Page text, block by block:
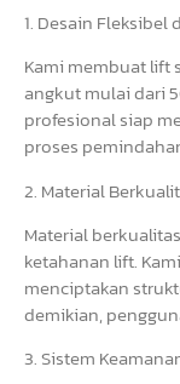
1. Desain Fleksibel
Kami membuat lift
angkut mulai dari
profesional siap
proses
2. Material
Material
ketahanan lift.
menciptakan
demikian,
3. Sistem